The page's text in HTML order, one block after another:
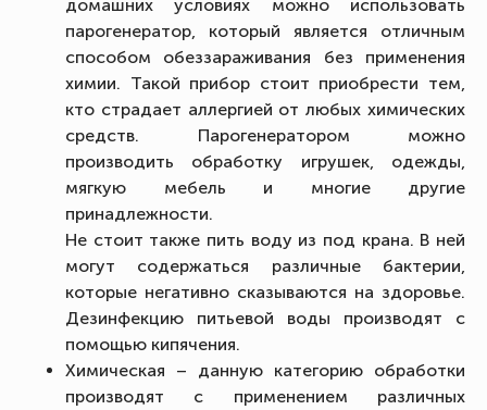
домашних условиях можно использовать
парогенератор, который является отличным
способом обеззараживания без применения
химии. Такой прибор стоит приобрести тем,
кто страдает аллергией от любых химических
средств. Парогенератором можно
производить обработку игрушек, одежды,
мягкую мебель и многие другие
принадлежности.
Не стоит также пить воду из под крана. В ней
могут содержаться различные бактерии,
которые негативно сказываются на здоровье.
Дезинфекцию питьевой воды производят с
помощью кипячения.
Химическая – данную категорию обработки
производят с применением различных